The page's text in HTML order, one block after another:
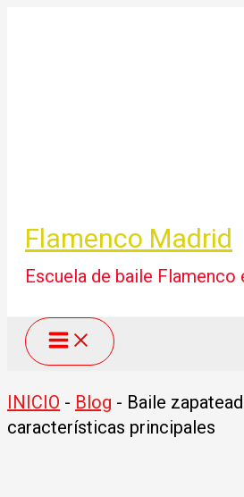
Flamenco Madrid
Escuela de baile Flamenco
INICIO - Blog - Baile
características principales